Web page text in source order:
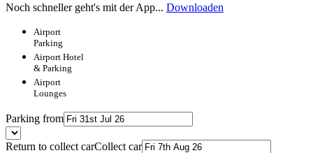
Noch schneller geht's mit der App... Downloaden
Airport
Parking
Airport Hotel
& Parking
Airport
Lounges
Parking from
Return to collect carCollect car